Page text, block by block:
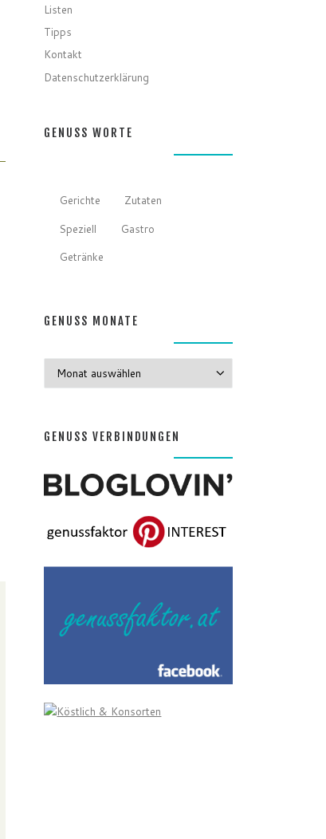
Listen
Tipps
Kontakt
Datenschutzerklärung
GENUSS WORTE
Gerichte
Zutaten
Speziell
Gastro
Getränke
GENUSS MONATE
GENUSS VERBINDUNGEN